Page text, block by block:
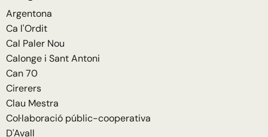
Argentona
Ca l'Ordit
Cal Paler Nou
Calonge i Sant Antoni
Can 70
Cirerers
Clau Mestra
Col·laboració públic-cooperativa
D'Avall